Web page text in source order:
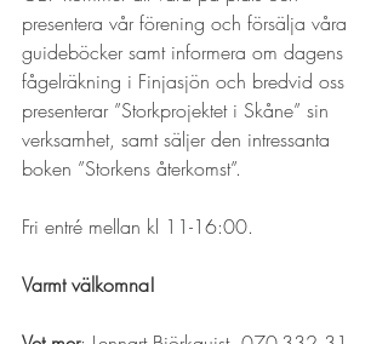
presentera vår förening och försälja våra
guideböcker samt informera om dagens
fågelräkning i Finjasjön och bredvid oss
presenterar ”Storkprojektet i Skåne” sin
verksamhet, samt säljer den intressanta
boken ”Storkens återkomst”.
Fri entré mellan kl 11-16:00.
Varmt välkomna!